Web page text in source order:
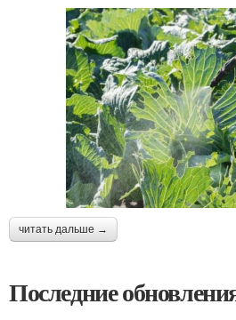
читать дальше →
Последние